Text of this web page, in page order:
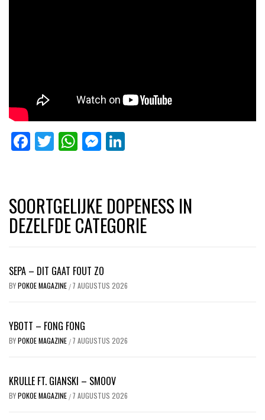
Facebook
Twitter
WhatsApp
Messenger
SOORTGELIJKE DOPENESS IN
DEZELFDE CATEGORIE
SEPA – DIT GAAT FOUT ZO
BYPOKOE MAGAZINE / 7 AUGUSTUS 2026
YBOTT – FONG FONG
BYPOKOE MAGAZINE / 7 AUGUSTUS 2026
KRULLE FT. GIANSKI – SMOOV
BYPOKOE MAGAZINE / 7 AUGUSTUS 2026